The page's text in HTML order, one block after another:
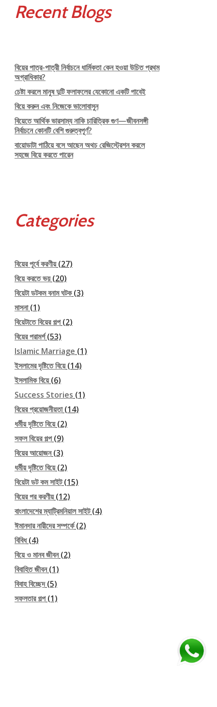
Recent Blogs
বিয়ের পাত্র-পাত্রী নির্বাচনে ধার্মিকতা কেন হওয়া উচিত প্রথম
অগ্রাধিকার?
চেষ্টা করলে মানুষ দুটি ফলাফলের যেকোনো একটি পাবেই
বিয়ে করুন এবং নিজেকে ভালোবাসুন
বিয়েতে আর্থিক ভারসাম্য নাকি চারিত্রিক গুণ—জীবনসঙ্গী
নির্বাচনে কোনটি বেশি গুরুত্বপূর্ণ?
বায়োডাটা পাঠিয়ে বসে আছেন অথচ রেজিস্ট্রেশন করলে
সহজে বিয়ে করতে পারেন
Categories
বিয়ের পূর্বে করণীয়(27)
বিয়ে করতে ভয়(20)
বিয়েটা ডটকম বনাম ঘটক(3)
মাসনা(1)
বিয়েটাতে বিয়ের গল্প(2)
বিয়ের পরামর্শ(53)
Islamic Marriage (1)
ইসলামের দৃষ্টিতে বিয়ে(14)
ইসলামিক বিয়ে(6)
Success Stories (1)
বিয়ের প্রয়োজনীয়তা(14)
ধর্মীয় দৃষ্টিতে বিয়ে(2)
সফল বিয়ের গল্প(9)
বিয়ের আয়োজন(3)
ধর্মীয় দৃষ্টিতে বিয়ে(2)
বিয়েটা ডট কম সাইট(15)
বিয়ের পর করণীয়(12)
বাংলাদেশের ম্যাট্রিমনিয়াল সাইট(4)
ঈমানদার নারীদের সম্পর্কে(2)
বিবিধ(4)
বিয়ে ও মানব জীবন(2)
বিবাহিত জীবন(1)
বিবাহ বিচ্ছেদ(5)
সফলতার গল্প(1)